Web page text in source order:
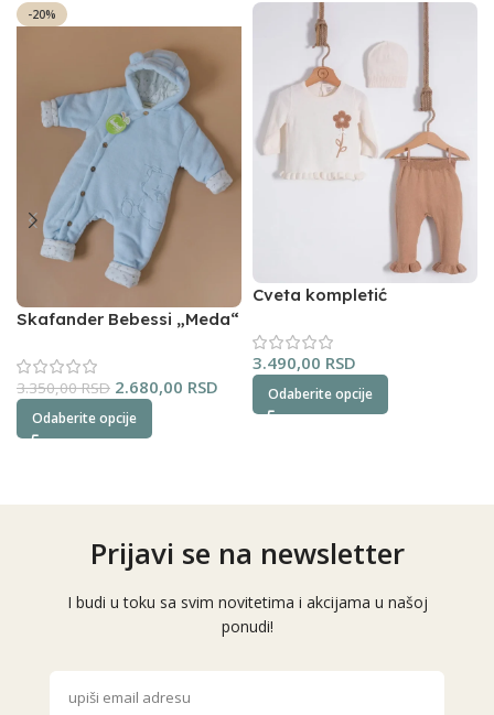
-20%
Skafander Bebessi „Meda“
3.350,00RSD 2.680,00 RSD
Odaberite opcije
Cveta kompletić
3.490,00 RSD
Odaberite opcije
Prijavi se na newsletter
I budi u toku sa svim novitetima i akcijama u našoj
ponudi!